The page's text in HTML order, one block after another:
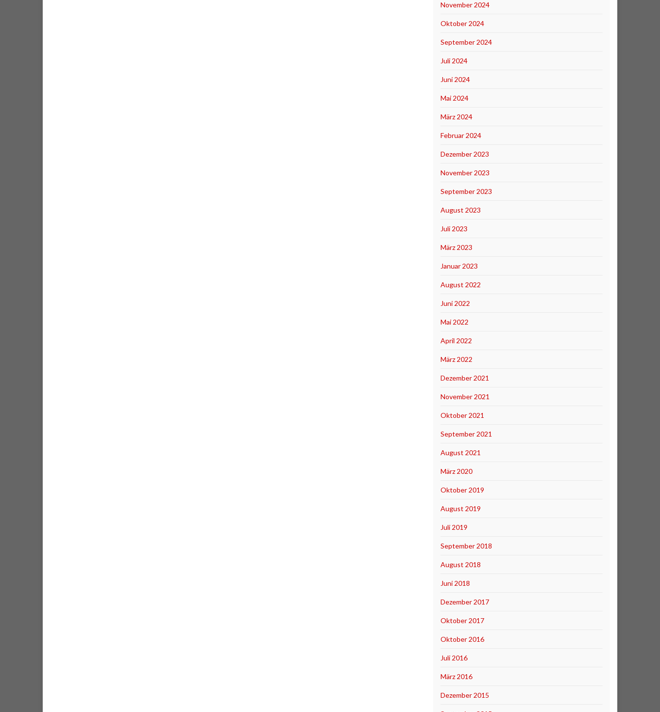
November 2024
Oktober 2024
September 2024
Juli 2024
Juni 2024
Mai 2024
März 2024
Februar 2024
Dezember 2023
November 2023
September 2023
August 2023
Juli 2023
März 2023
Januar 2023
August 2022
Juni 2022
Mai 2022
April 2022
März 2022
Dezember 2021
November 2021
Oktober 2021
September 2021
August 2021
März 2020
Oktober 2019
August 2019
Juli 2019
September 2018
August 2018
Juni 2018
Dezember 2017
Oktober 2017
Oktober 2016
Juli 2016
März 2016
Dezember 2015